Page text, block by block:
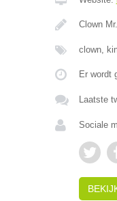
Clown
clown,
Er wordt
Laatste
Sociale